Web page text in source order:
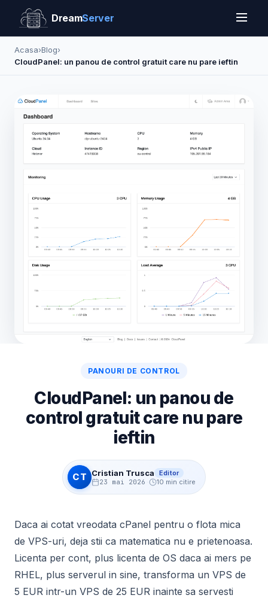
DreamServer
Acasa›Blog›
CloudPanel: un panou de control gratuit care nu pare ieftin
PANOURI DE CONTROL
CloudPanel: un panou de
control gratuit care nu pare
ieftin
CT Cristian Trusca
Editor
23 mai 2026 · 10 min citire
Daca ai cotat vreodata cPanel pentru o flota mica
de VPS-uri, deja stii ca matematica nu e prietenoasa.
Licenta per cont, plus licenta de OS daca ai mers pe
RHEL, plus serverul in sine, transforma un VPS de
5 EUR intr-un VPS de 25 EUR inainte sa servesti